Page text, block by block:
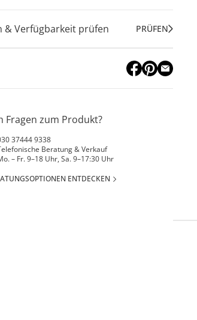
& Verfügbarkeit prüfen PRÜFEN
Fragen zum Produkt?
37444 9338
Beratung & Verkauf
– Fr. 9–18 Uhr, Sa. 9–17:30 Uhr
ENTDECKEN